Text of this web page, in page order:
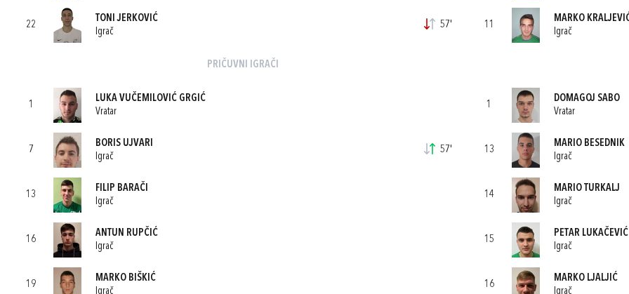
22
TONI JERKOVIĆ
Igrač
57'
PRIČUVNI IGRAČI
1
LUKA VUČEMILOVIĆ GRGIĆ
Vratar
7
BORIS UJVARI
Igrač
57'
13
FILIP BARAČI
Igrač
16
ANTUN RUPČIĆ
Igrač
19
MARKO BIŠKIĆ
Igrač
11
MARKO
Igrač
1
DOMAGOJ SABO
Vratar
13
MARIO BESEDNIK
Igrač
14
MARIO TURKALJ
Igrač
15
PETAR LUKAČEVIĆ
Igrač
16
MARKO LJALJIĆ
Igrač